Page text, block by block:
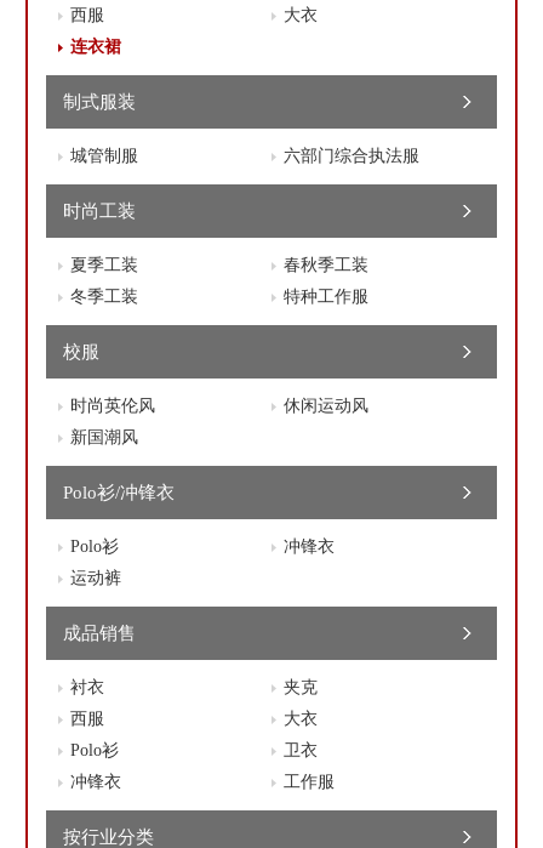
西服
大衣
连衣裙
制式服装
城管制服 六部门综合执法服
时尚工装
夏季工装
春秋季工装
冬季工装
特种工作服
校服
时尚英伦风
休闲运动风
新国潮风
Polo衫/冲锋衣
Polo衫
冲锋衣
运动裤
成品销售
衬衣
夹克
西服
大衣
Polo衫
卫衣
冲锋衣
工作服
按行业分类